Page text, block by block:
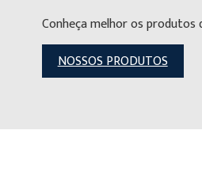
Conheça melhor os produtos
NOSSOS PRODUTOS